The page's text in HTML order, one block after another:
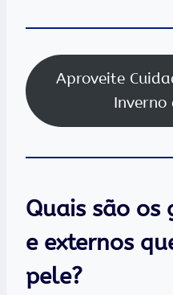
Aproveite
Inverno
Quais são os
e externos
pele?